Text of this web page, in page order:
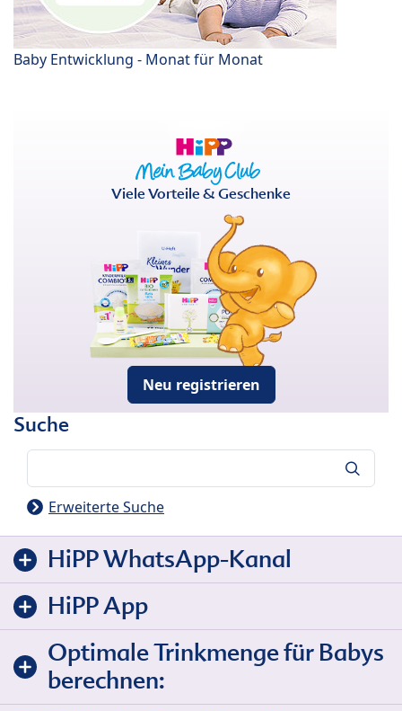
Baby Entwicklung - Monat für Monat
Viele Vorteile & Geschenke
Neu registrieren
Suche
Erweiterte Suche
HiPP WhatsApp-Kanal
HiPP App
Optimale Trinkmenge für Babys
berechnen: